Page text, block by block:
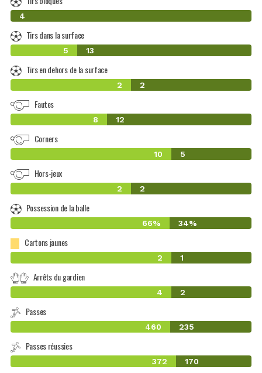
0
4
Tirs dans la surface
5 13
Tirs en dehors de la surface
2 2
Fautes
8 12
Corners
10 5
Hors-jeux
2 2
Possession de la balle
66% 34%
Cartons jaunes
2 1
Arrêts du gardien
4 2
Passes
460 235
Passes réussies
372 170